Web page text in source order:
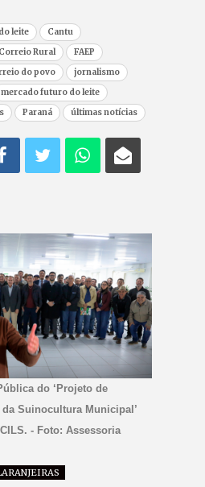
leite
Cantu
Correio Rural
FAEP
do povo
jornalismo
mercado futuro do leite
Paraná últimas notícias
do ‘Projeto de
Suinocultura Municipal’
- Foto: Assessoria